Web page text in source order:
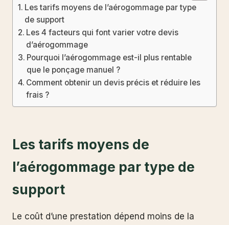
Les tarifs moyens de l’aérogommage par type
de support
Les 4 facteurs qui font varier votre devis
d’aérogommage
Pourquoi l’aérogommage est-il plus rentable
que le ponçage manuel ?
Comment obtenir un devis précis et réduire les
frais ?
Les tarifs moyens de
l’aérogommage par type de
support
Le coût d’une prestation dépend moins de la